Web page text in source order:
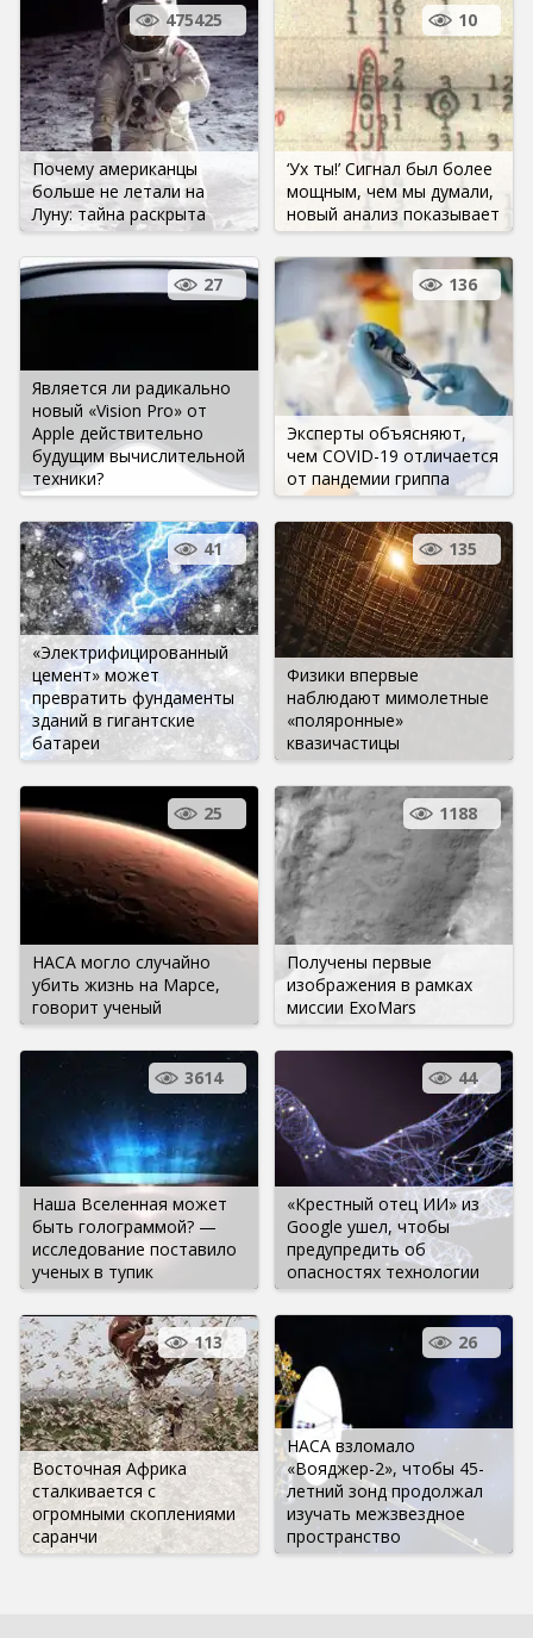
Почему американцы
больше не летали на
Луну: тайна раскрыта
475425
‘Ух ты!’ Сигнал был более
мощным, чем мы думали,
новый анализ показывает
10
Является ли радикально
новый «Vision Pro» от
Apple действительно
будущим вычислительной
техники?
27
Эксперты объясняют,
чем COVID-19 отличается
от пандемии гриппа
136
«Электрифицированный
цемент» может
превратить фундаменты
зданий в гигантские
батареи
41
Физики впервые
наблюдают мимолетные
«поляронные»
квазичастицы
135
НАСА могло случайно
убить жизнь на Марсе,
говорит ученый
25
Получены первые
изображения в рамках
миссии ExoMars
1188
Наша Вселенная может
быть голограммой? —
исследование поставило
ученых в тупик
3614
«Крестный отец ИИ» из
Google ушел, чтобы
предупредить об
опасностях технологии
44
Восточная Африка
сталкивается с
огромными скоплениями
саранчи
113
НАСА взломало
«Вояджер-2», чтобы 45-
летний зонд продолжал
изучать межзвездное
пространство
26